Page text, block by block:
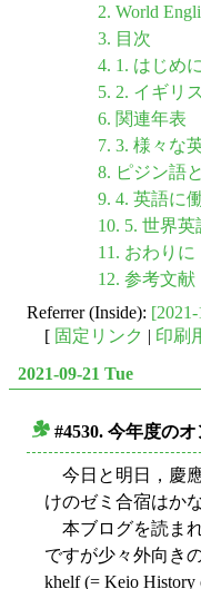
2. World
3. 目次
4. 1. はじめ
5. 2. イギリ
6. 関連年表
7. 3. 様々な
8. ピジン語
9. 4. 英語に
10. 5. 世界
11. おわりに
12. 参考文献
Referrer (Inside):
[ 固定リンク | 印刷
2021-09-21 Tue
#4530. 今年度の
今日と明日，慶
けのゼミ合宿はか
本ブログを読ま
ですが少々外向き
khelf (= Keio